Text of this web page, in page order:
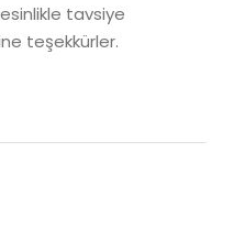
tavsiye
teşekkürler.